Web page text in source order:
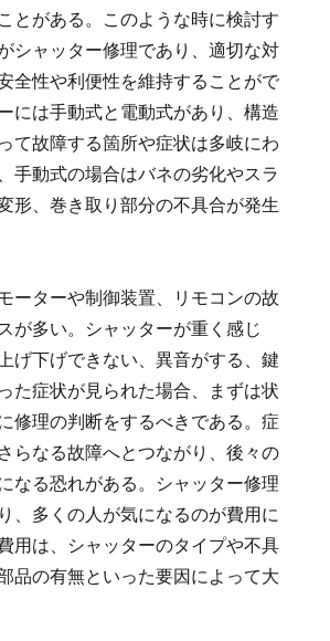
とがある。このような時に検討す
シャッター修理であり、適切な対
全性や利便性を維持することがで
には手動式と電動式があり、構造
て故障する箇所や症状は多岐にわ
手動式の場合はバネの劣化やスラ
形、巻き取り部分の不具合が発生
ーターや制御装置、リモコンの故
が多い。シャッターが重く感じ
げ下げできない、異音がする、鍵
た症状が見られた場合、まずは状
修理の判断をするべきである。症
らなる故障へとつながり、後々の
なる恐れがある。シャッター修理
、多くの人が気になるのが費用に
用は、シャッターのタイプや不具
品の有無といった要因によって大